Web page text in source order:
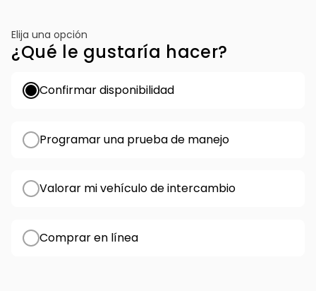
Elija una opción
¿Qué le gustaría hacer?
Confirmar disponibilidad
Programar una prueba de manejo
Valorar mi vehículo de intercambio
Comprar en línea